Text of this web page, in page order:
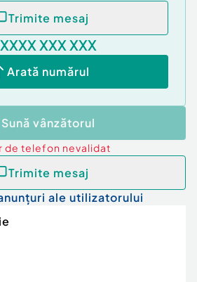
Trimite mesaj
XXXX XXX XXX
Arată numărul
Sună vânzătorul
de telefon nevalidat
Trimite mesaj
ale utilizatorului